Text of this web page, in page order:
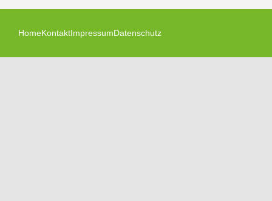
HomeKontaktImpressumDatenschutz